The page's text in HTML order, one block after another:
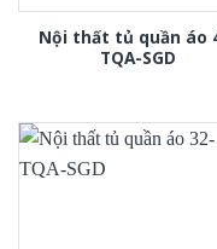
Nội thất tủ quần áo
TQA-SGD